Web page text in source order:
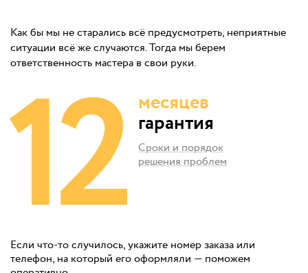
Как бы мы не старались всё предусмотреть, неприятные
ситуации всё же случаются. Тогда мы берем
ответственность мастера в свои руки.
12 месяцев
гарантия
Сроки и порядок
решения проблем
Если что-то случилось, укажите номер заказа или
телефон, на который его оформляли — поможем